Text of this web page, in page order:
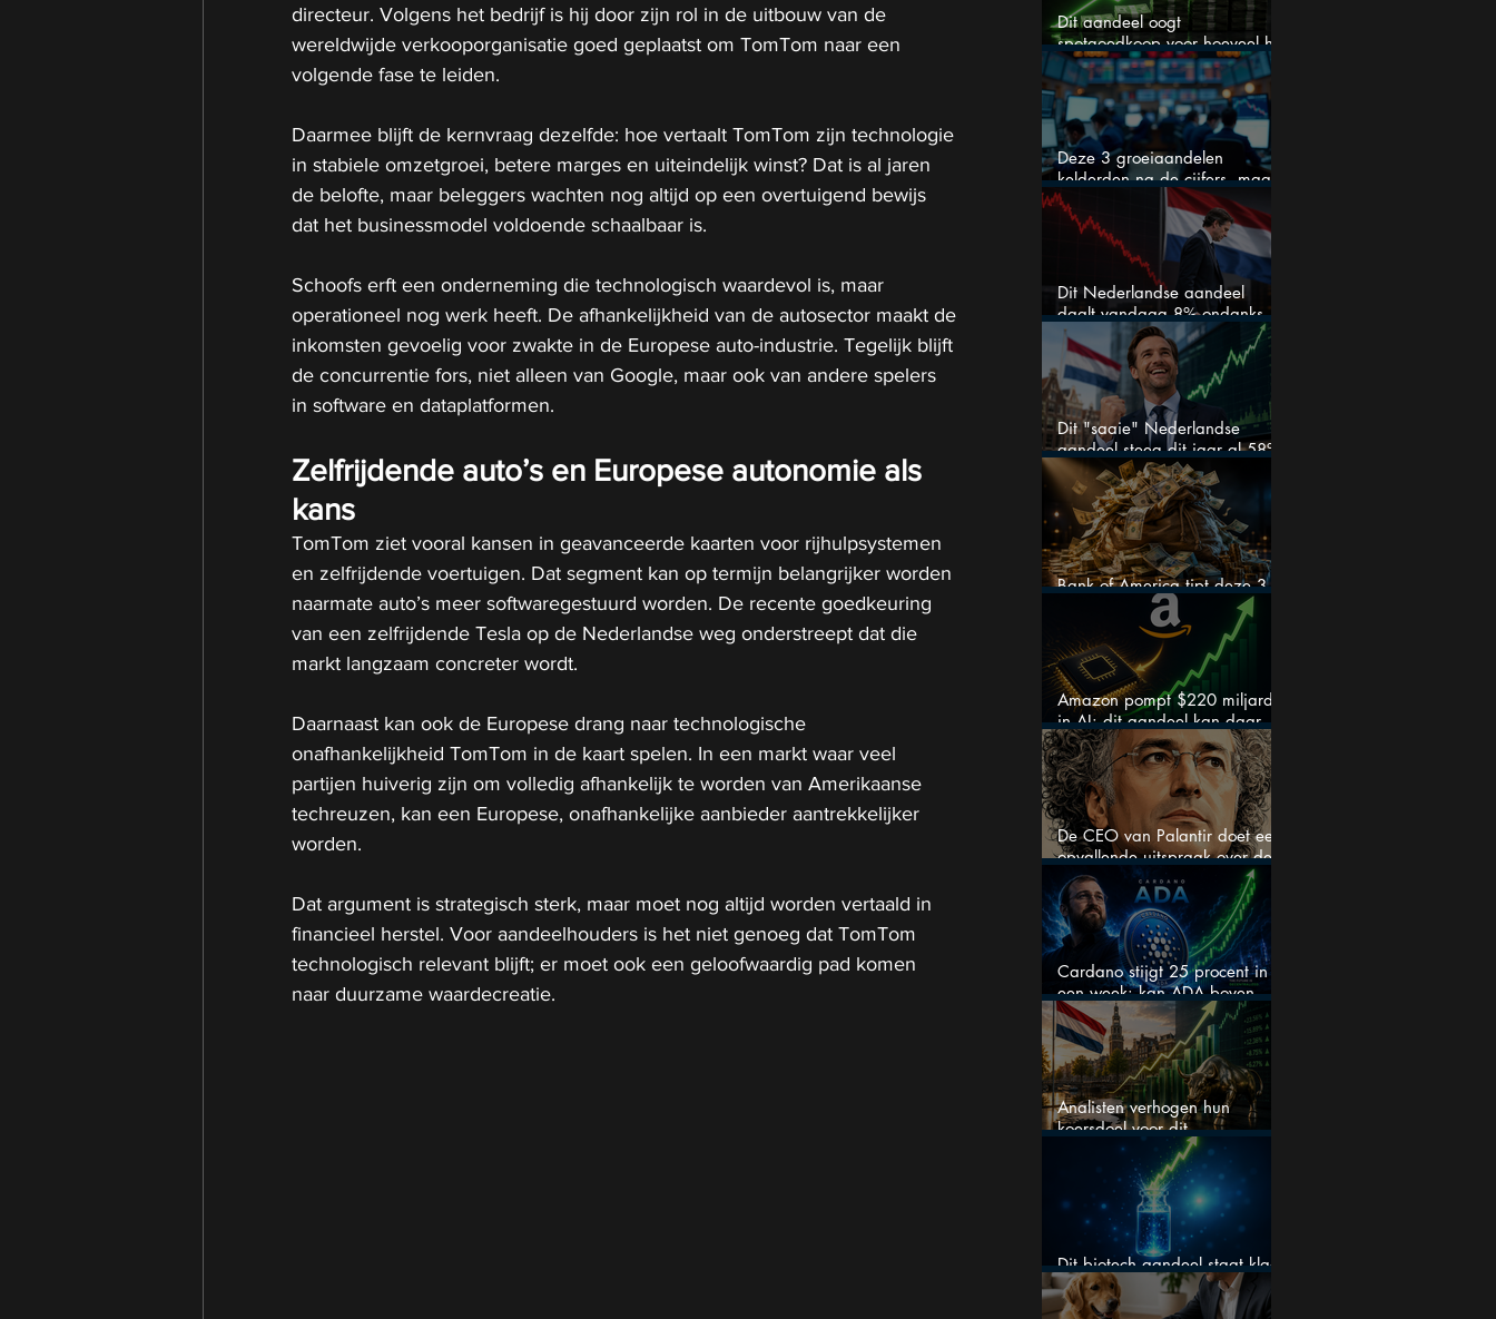
directeur. Volgens het bedrijf is hij door zijn rol in de uitbouw van de
wereldwijde verkooporganisatie goed geplaatst om TomTom naar een
volgende fase te leiden.
Daarmee blijft de kernvraag dezelfde: hoe vertaalt TomTom zijn technologie
in stabiele omzetgroei, betere marges en uiteindelijk winst? Dat is al jaren
de belofte, maar beleggers wachten nog altijd op een overtuigend bewijs
dat het businessmodel voldoende schaalbaar is.
Schoofs erft een onderneming die technologisch waardevol is, maar
operationeel nog werk heeft. De afhankelijkheid van de autosector maakt de
inkomsten gevoelig voor zwakte in de Europese auto-industrie. Tegelijk blijft
de concurrentie fors, niet alleen van Google, maar ook van andere spelers
in software en dataplatformen.
Zelfrijdende auto’s en Europese autonomie als
kans
TomTom ziet vooral kansen in geavanceerde kaarten voor rijhulpsystemen
en zelfrijdende voertuigen. Dat segment kan op termijn belangrijker worden
naarmate auto’s meer softwaregestuurd worden. De recente goedkeuring
van een zelfrijdende Tesla op de Nederlandse weg onderstreept dat die
markt langzaam concreter wordt.
Daarnaast kan ook de Europese drang naar technologische
onafhankelijkheid TomTom in de kaart spelen. In een markt waar veel
partijen huiverig zijn om volledig afhankelijk te worden van Amerikaanse
techreuzen, kan een Europese, onafhankelijke aanbieder aantrekkelijker
worden.
Dat argument is strategisch sterk, maar moet nog altijd worden vertaald in
financieel herstel. Voor aandeelhouders is het niet genoeg dat TomTom
technologisch relevant blijft; er moet ook een geloofwaardig pad komen
naar duurzame waardecreatie.
Dit aandeel oogt
spotgoedkoop voor hoeveel het
kan stijgen
Deze 3 groeiaandelen
kelderden na de cijfers, maar
één is mijn duidelijke favoriet
Dit Nederlandse aandeel
daalt vandaag 8% ondanks
zeer sterke halfjaarcijfers en
positieve analistenadviezen:
mooie koopkans?
Dit "saaie" Nederlandse
aandeel steeg dit jaar al 58%
en wordt volgens analisten
onderschat
Bank of America tipt deze 3
chipaandelen
Amazon pompt $220 miljard
in AI: dit aandeel kan daar
explosief van profiteren
De CEO van Palantir doet een
opvallende uitspraak over de
beurs
Cardano stijgt 25 procent in
een week: kan ADA boven
$0,20 blijven?
Analisten verhogen hun
koersdoel voor dit
Nederlandse aandeel — maar
is het al te laat om in te
stappen?
Dit biotech aandeel staat klaar
voor een flinke rally